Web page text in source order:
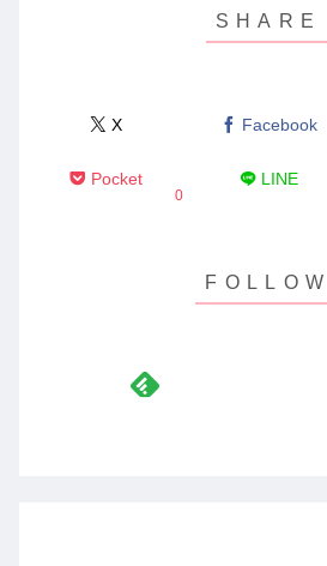
X Facebook
Pocket
0
LINE